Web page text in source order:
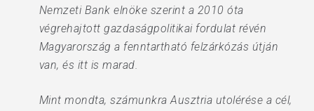
Nemzeti Bank elnöke szerint a 2010 óta
végrehajtott gazdaságpolitikai fordulat révén
Magyarország a fenntartható felzárkózás útján
van, és itt is marad.
Mint mondta, számunkra Ausztria utolérése a cél,